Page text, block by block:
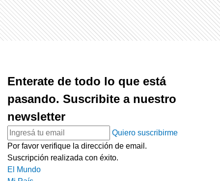
Enterate de todo lo que está
pasando. Suscribite a nuestro
newsletter
Quiero suscribirme
Por favor verifique la dirección de email.
Suscripción realizada con éxito.
El Mundo